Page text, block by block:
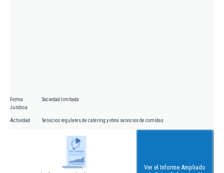
Forma
Jurídica
Sociedad limitada
Actividad Servicios regulares de catering y otros servicios de comidas
Ver el Informe Ampliado